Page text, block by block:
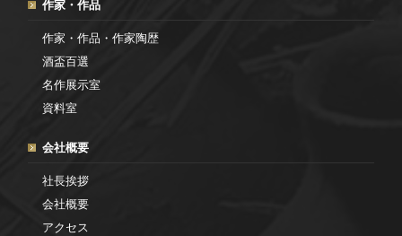
作家・作品
作家・作品・作家陶歴
酒盃百選
名作展示室
資料室
会社概要
社長挨拶
会社概要
アクセス